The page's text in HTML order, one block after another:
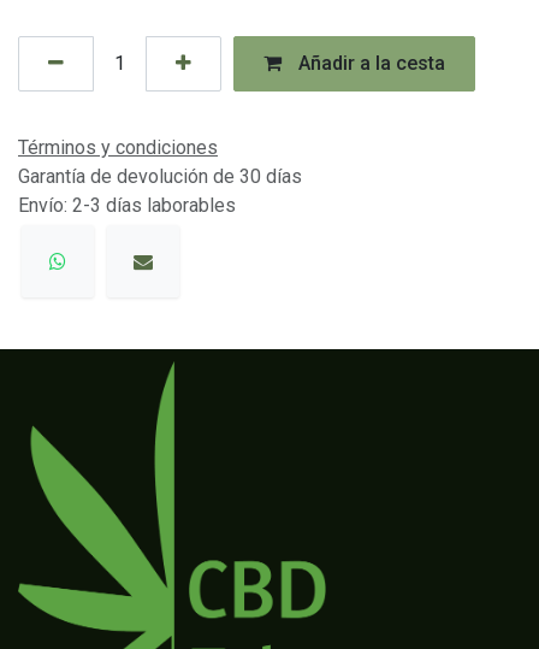
Añadir a la cesta
Términos y condiciones
Garantía de devolución de 30 días
Envío: 2-3 días laborables